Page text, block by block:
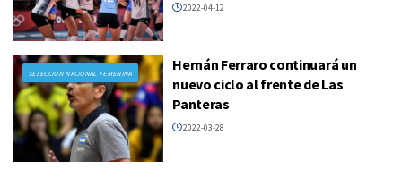
2022-04-12
SELECCIÓN NACIONAL FEMENINA
Hernán Ferraro continuará un
nuevo ciclo al frente de Las
Panteras
2022-03-28